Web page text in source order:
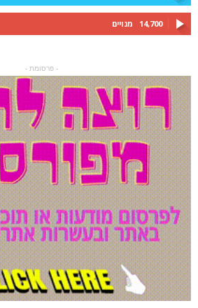
14,700 מנויים
- פרסומת -